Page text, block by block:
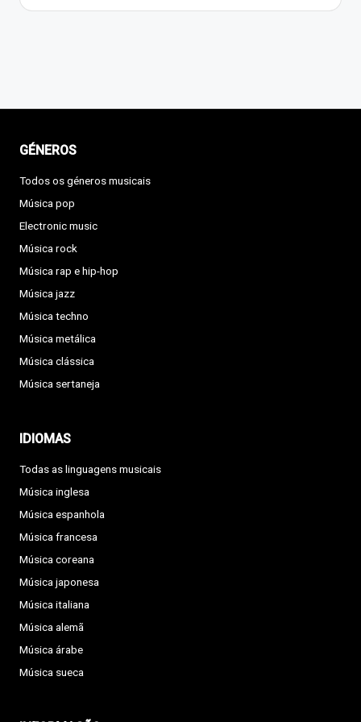
GÉNEROS
Todos os géneros musicais
Música pop
Electronic music
Música rock
Música rap e hip-hop
Música jazz
Música techno
Música metálica
Música clássica
Música sertaneja
IDIOMAS
Todas as linguagens musicais
Música inglesa
Música espanhola
Música francesa
Música coreana
Música japonesa
Música italiana
Música alemã
Música árabe
Música sueca